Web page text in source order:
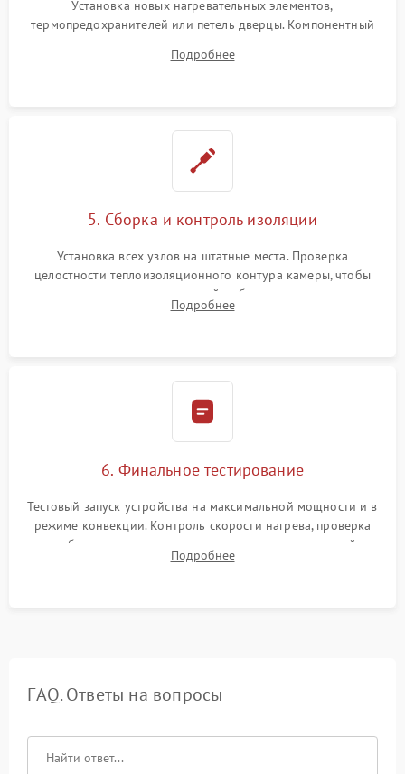
Установка новых нагревательных элементов,
термопредохранителей или петель дверцы. Компонентный
выгоревших реле, восстановление контактов и замена
Подробнее
5. Сборка и контроль изоляции
Установка всех узлов на штатные места. Проверка
целостности теплоизоляционного контура камеры, чтобы
исключить перегрев кухонной мебели и потерю тепла.
Надежная фиксация клемм и сборка корпуса шкафа.
Подробнее
6. Финальное тестирование
Тестовый запуск устройства на максимальной мощности и в
режиме конвекции. Контроль скорости нагрева, проверка
срабатывания термостата при достижении заданной
температуры и тест на отсутствие утечек тока.
Подробнее
FAQ. Ответы на вопросы